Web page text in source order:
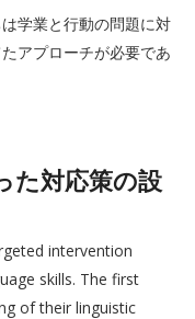
学業と行動の問題に対
アプローチが必要であ
対応策の設
intervention
skills. The first
of their linguistic